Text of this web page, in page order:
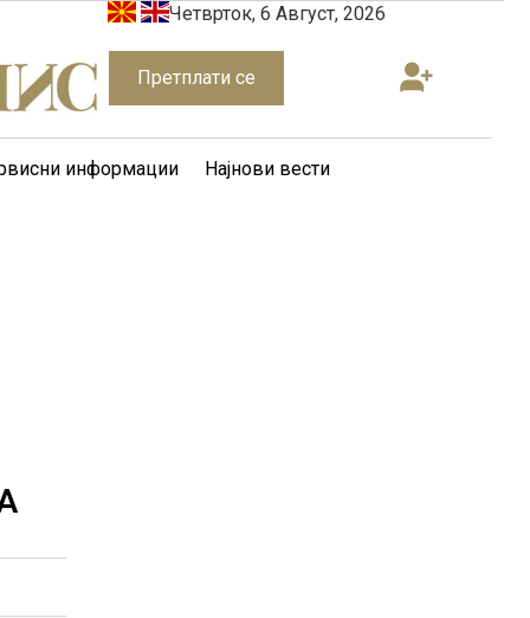
Четврток, 6 Август, 2026
Претплати се
информации Најнови вести